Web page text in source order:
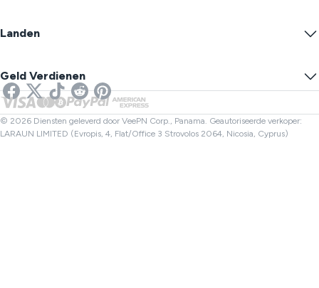
Blog
Cookievoorkeuren
Anoniem IP
VPN voor Streaming
Netflix VPN
Verberg Je IP
Online SMS
Link Controle
Bestandscontrole
Landen
VK VPN
Canada VPN
Turkije VPN
Geld Verdienen
Partners
© 2026 Diensten geleverd door VeePN Corp., Panama. Geautoriseerde verkoper:
LARAUN LIMITED (Evropis, 4, Flat/Office 3 Strovolos 2064, Nicosia, Cyprus)